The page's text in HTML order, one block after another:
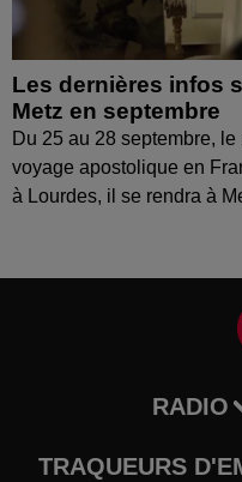
Les dernières infos
Metz en septembre
Du 25 au 28 septembre,
voyage apostolique en
à Lourdes, il se rendra à
RADIO
TRAQUEURS